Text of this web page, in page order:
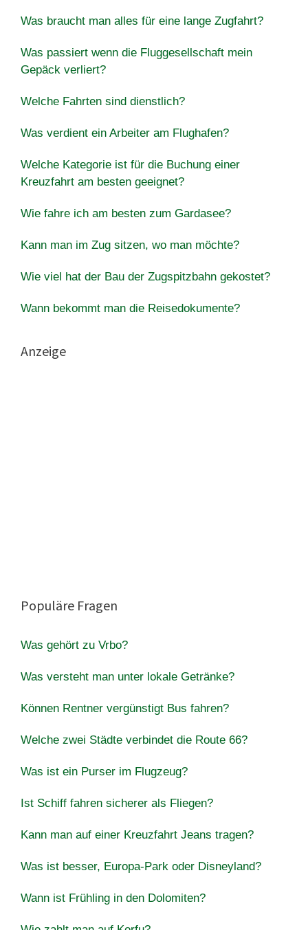
Was braucht man alles für eine lange Zugfahrt?
Was passiert wenn die Fluggesellschaft mein
Gepäck verliert?
Welche Fahrten sind dienstlich?
Was verdient ein Arbeiter am Flughafen?
Welche Kategorie ist für die Buchung einer
Kreuzfahrt am besten geeignet?
Wie fahre ich am besten zum Gardasee?
Kann man im Zug sitzen, wo man möchte?
Wie viel hat der Bau der Zugspitzbahn gekostet?
Wann bekommt man die Reisedokumente?
Anzeige
Populäre Fragen
Was gehört zu Vrbo?
Was versteht man unter lokale Getränke?
Können Rentner vergünstigt Bus fahren?
Welche zwei Städte verbindet die Route 66?
Was ist ein Purser im Flugzeug?
Ist Schiff fahren sicherer als Fliegen?
Kann man auf einer Kreuzfahrt Jeans tragen?
Was ist besser, Europa-Park oder Disneyland?
Wann ist Frühling in den Dolomiten?